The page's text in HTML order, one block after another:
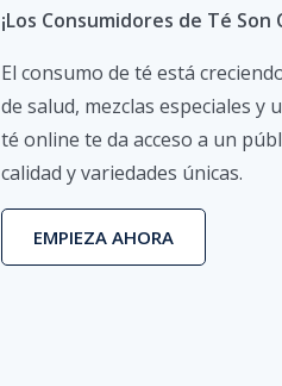
¡Los Consumidores de Té
El consumo de té está
de salud, mezclas especiales y
té online te da acceso a un
calidad y variedades únicas.
EMPIEZA AHORA